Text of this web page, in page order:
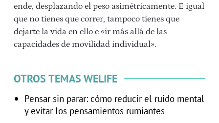
ende, desplazando el peso asimétricamente. E igual
que no tienes que correr, tampoco tienes que
dejarte la vida en ello e «ir más allá de las
capacidades de movilidad individual».
OTROS TEMAS WELIFE
Pensar sin parar: cómo reducir el ruido mental
y evitar los pensamientos rumiantes